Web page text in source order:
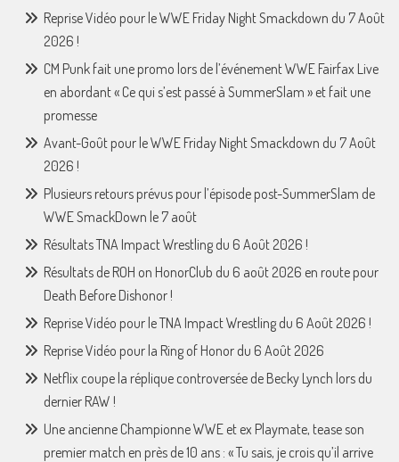
Reprise Vidéo pour le WWE Friday Night Smackdown du 7 Août
2026 !
CM Punk fait une promo lors de l’événement WWE Fairfax Live
en abordant « Ce qui s’est passé à SummerSlam » et fait une
promesse
Avant-Goût pour le WWE Friday Night Smackdown du 7 Août
2026 !
Plusieurs retours prévus pour l’épisode post-SummerSlam de
WWE SmackDown le 7 août
Résultats TNA Impact Wrestling du 6 Août 2026 !
Résultats de ROH on HonorClub du 6 août 2026 en route pour
Death Before Dishonor !
Reprise Vidéo pour le TNA Impact Wrestling du 6 Août 2026 !
Reprise Vidéo pour la Ring of Honor du 6 Août 2026
Netflix coupe la réplique controversée de Becky Lynch lors du
dernier RAW !
Une ancienne Championne WWE et ex Playmate, tease son
premier match en près de 10 ans : « Tu sais, je crois qu’il arrive